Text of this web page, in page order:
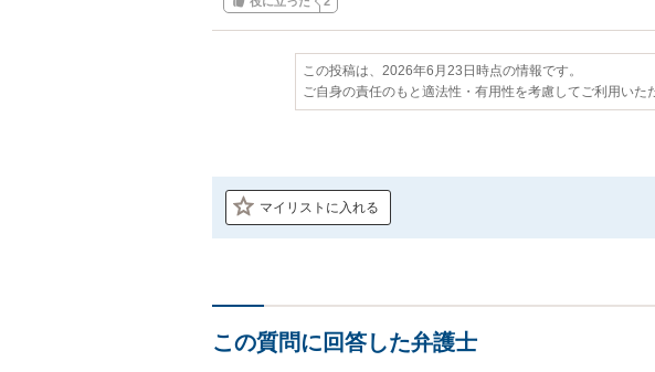
この投稿は、2026年6月23日時点の情報です。
ご自身の責任のもと適法性・有用性を考慮してご利用いた
マイリストに入れる
この質問に回答した弁護士